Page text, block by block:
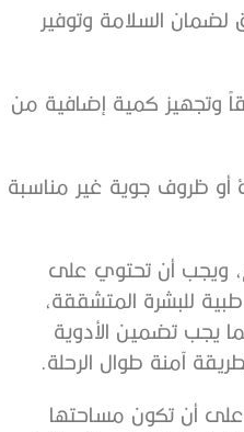
لضمان السلامة وتوفير
وتجهيز كمية إضافية من
أو ظروف جوية غير مناسبة
ويجب أن تحتوي على
للبشرة المتشققة،
يجب تضمين الأدوية
آمنة طوال الرحلة.
على أن تكون مساحتها